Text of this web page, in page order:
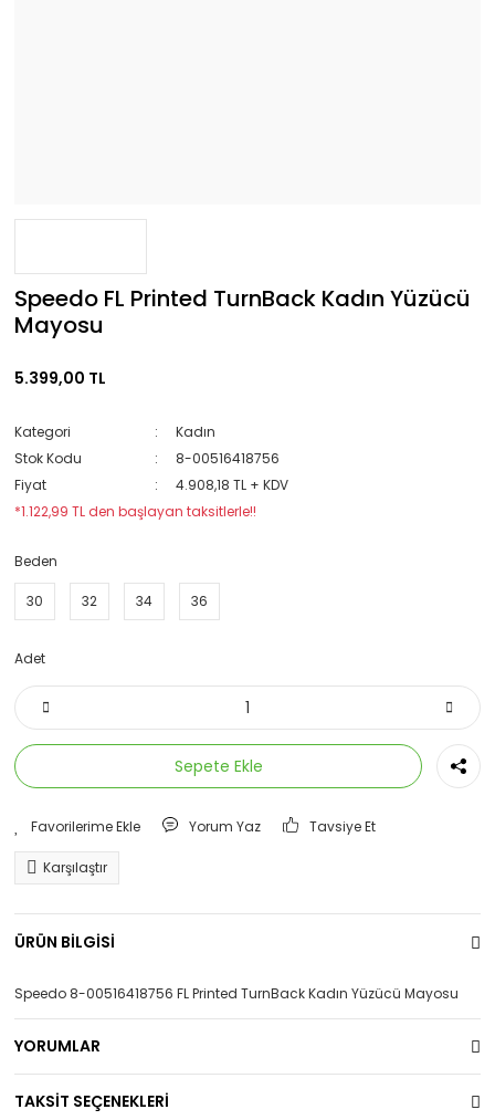
Speedo FL Printed TurnBack Kadın Yüzücü
Mayosu
5.399,00 TL
Kategori
Kadın
Stok Kodu
8-00516418756
Fiyat
4.908,18 TL + KDV
*1.122,99 TL den başlayan taksitlerle!!
Beden
30 32 34 36
Adet
Sepete Ekle
Yorum Yaz Tavsiye Et
Karşılaştır
ÜRÜN BİLGİSİ
Speedo 8-00516418756 FL Printed TurnBack Kadın Yüzücü Mayosu
YORUMLAR
TAKSİT SEÇENEKLERİ